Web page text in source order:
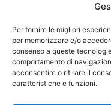
Per fornire le migliori
per memorizzare e/o
consenso a queste
comportamento di
acconsentire o ritirare il
caratteristiche e funzioni.
Federazione
codice